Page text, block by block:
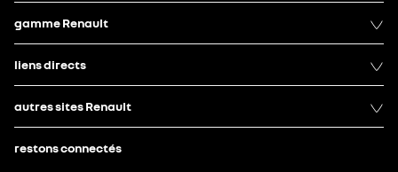
gamme Renault
liens directs
autres sites Renault
restons connectés